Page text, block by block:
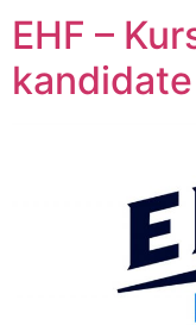
EHF –
kandidate